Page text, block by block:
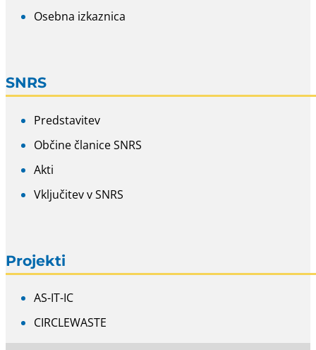
Osebna izkaznica
SNRS
Predstavitev
Občine članice SNRS
Akti
Vključitev v SNRS
Projekti
AS-IT-IC
CIRCLEWASTE